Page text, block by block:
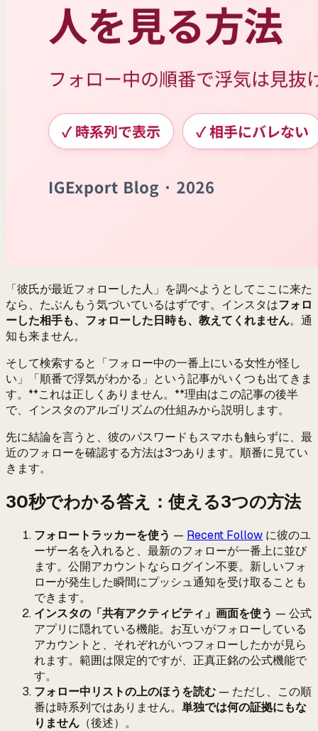
「彼氏が最近フォローした人」を調べようとしてここに来た
なら、たぶんもう気づいているはずです。インスタはフォロ
ーした相手も、フォローした日時も、教えてくれません。通
知も来ません。
そして検索すると「フォロー中の一番上にいる女性が怪し
い」「順番で浮気がわかる」という記事がいくつも出てきま
す。**これは正しくありません。**理由はこの記事の後半
で、インスタのアルゴリズムの仕組みから説明します。
先に結論を言うと、彼のパスワードもスマホも触らずに、最
近のフォローを確認する方法は3つあります。順番に見てい
きます。
30秒でわかる答え：使える3つの方法
フォロートラッカーを使う — Recent Follow に彼のユ
ーザー名を入れると、最新のフォローが一番上に並び
ます。公開アカウントならログイン不要。新しいフォ
ローが発生した瞬間にプッシュ通知を受け取ることも
できます。
インスタの「共有アクティビティ」画面を使う — 公式
アプリに隠れている機能。お互いがフォローしている
アカウントと、それぞれがいつフォローしたかが見ら
れます。範囲は限定的ですが、正真正銘の公式機能で
す。
フォロー中リストの上のほうを読む — ただし、この順
番は時系列ではありません。 単独では何の証拠にもな
りません （後述）。